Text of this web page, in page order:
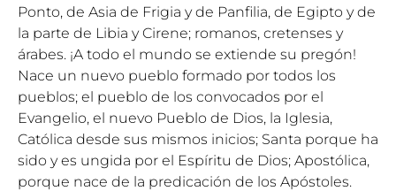
Ponto, de Asia de Frigia y de Panfilia, de Egipto y de
la parte de Libia y Cirene; romanos, cretenses y
árabes. ¡A todo el mundo se extiende su pregón!
Nace un nuevo pueblo formado por todos los
pueblos; el pueblo de los convocados por el
Evangelio, el nuevo Pueblo de Dios, la Iglesia,
Católica desde sus mismos inicios; Santa porque ha
sido y es ungida por el Espíritu de Dios; Apostólica,
porque nace de la predicación de los Apóstoles.